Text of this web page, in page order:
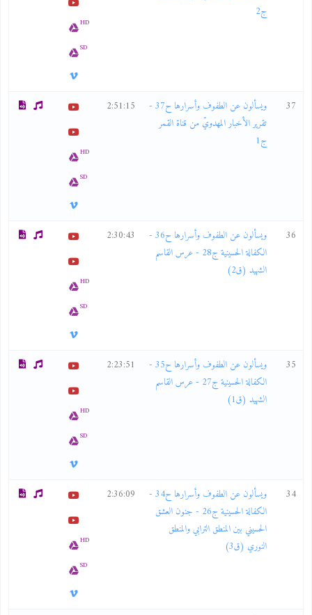
ج2
HD
SD
37
ويسألون عن الطفوف وأسرارها ح37 -
تقرير الأخبار المهدويّ من قناة القمر
ج1
2:51:15
HD
SD
36
ويسألون عن الطفوف وأسرارها ح36 -
الكفالة الحسينية ج28 - عرس القاسم
الشهيد (ق2)
2:30:43
HD
SD
35
ويسألون عن الطفوف وأسرارها ح35 -
الكفالة الحسينية ج27 - عرس القاسم
الشهيد (ق1)
2:23:51
HD
SD
34
ويسألون عن الطفوف وأسرارها ح34 -
الكفالة الحسينية ج26 - جنون العشق
الحسيني بين المنطق الترابي والمنطق
النوري (ق3)
2:36:09
HD
SD